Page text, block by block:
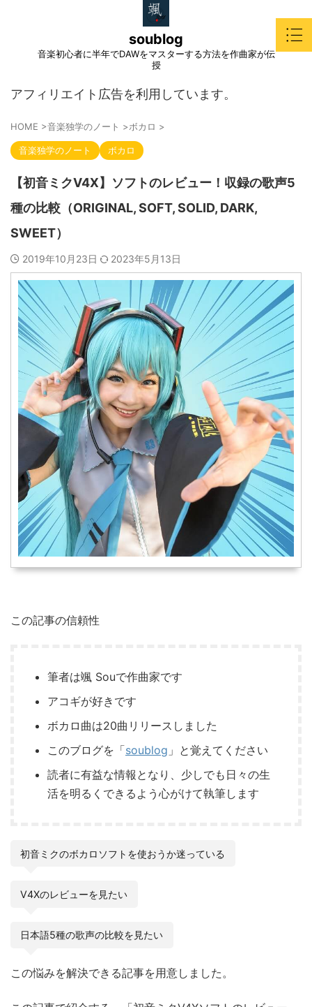
soublog
音楽初心者に半年でDAWをマスターする方法を作曲家が伝
授
アフィリエイト広告を利用しています。
HOME >音楽独学のノート >ボカロ >
音楽独学のノート ボカロ
【初音ミクV4X】ソフトのレビュー！収録の歌声5
種の比較（ORIGINAL, SOFT, SOLID, DARK,
SWEET）
2019年10月23日 2023年5月13日
この記事の信頼性
筆者は颯 Souで作曲家です
アコギが好きです
ボカロ曲は20曲リリースしました
このブログを「soublog 」と覚えてください
読者に有益な情報となり、少しでも日々の生
活を明るくできるよう心がけて執筆します
初音ミクのボカロソフトを使おうか迷っている
V4Xのレビューを見たい
日本語5種の歌声の比較を見たい
この悩みを解決できる記事を用意しました。